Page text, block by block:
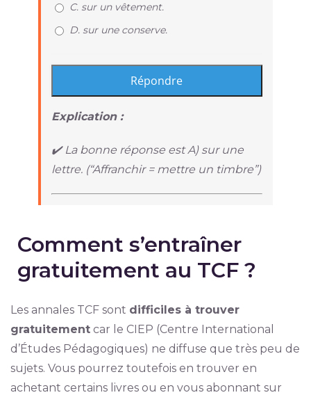
C. sur un vêtement.
D. sur une conserve.
Explication :
✔️ La bonne réponse est A) sur une
lettre. (“Affranchir = mettre un timbre”)
Comment s’entraîner
gratuitement au TCF ?
Les annales TCF sont difficiles à trouver
gratuitementcar le CIEP (Centre International
d’Études Pédagogiques) ne diffuse que très peu de
sujets. Vous pourrez toutefois en trouver en
achetant certains livres ou en vous abonnant sur